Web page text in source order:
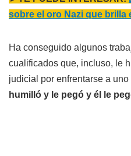
sobre el oro Nazi que brilla
Ha conseguido algunos
cualificados que, incluso, le
judicial por enfrentarse a uno
humilló y le pegó y él le